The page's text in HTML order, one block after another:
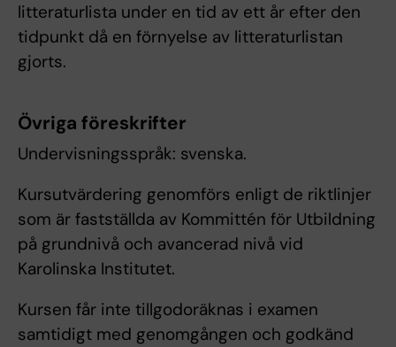
litteraturlista under en tid av ett år efter den
tidpunkt då en förnyelse av litteraturlistan
gjorts.
Övriga föreskrifter
Undervisningsspråk: svenska.
Kursutvärdering genomförs enligt de riktlinjer
som är fastställda av Kommittén för Utbildning
på grundnivå och avancerad nivå vid
Karolinska Institutet.
Kursen får inte tillgodoräknas i examen
samtidigt med genomgången och godkänd